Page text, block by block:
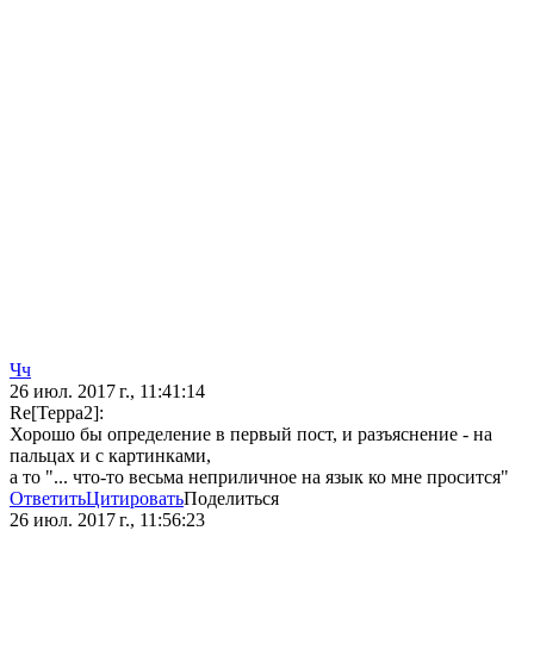
Чч
26 июл. 2017 г., 11:41:14
Re[Терра2]:
Хорошо бы определение в первый пост, и разъяснение - на
пальцах и с картинками,
а то "... что-то весьма неприличное на язык ко мне просится"
ОтветитьЦитироватьПоделиться
26 июл. 2017 г., 11:56:23